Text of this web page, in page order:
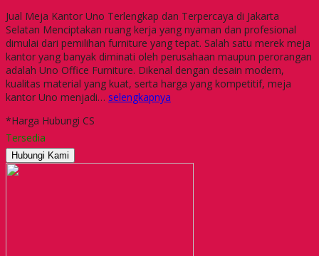
Jual Meja Kantor Uno Terlengkap dan Terpercaya di Jakarta
Selatan Menciptakan ruang kerja yang nyaman dan profesional
dimulai dari pemilihan furniture yang tepat. Salah satu merek meja
kantor yang banyak diminati oleh perusahaan maupun perorangan
adalah Uno Office Furniture. Dikenal dengan desain modern,
kualitas material yang kuat, serta harga yang kompetitif, meja
kantor Uno menjadi… selengkapnya
*Harga Hubungi CS
Tersedia
Hubungi Kami